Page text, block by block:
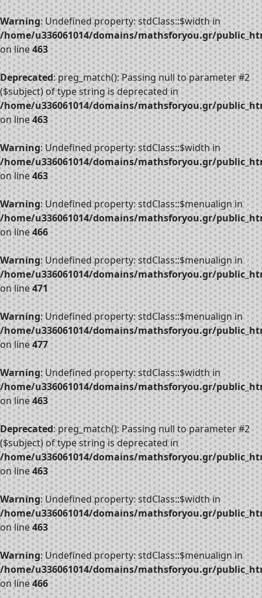
Warning: Undefined property: stdClass::$width in
/home/u336061014/domains/mathsforyou.gr/
on line463
Deprecated: preg_match(): Passing null to parameter #2
($subject) of type string is deprecated in
/home/u336061014/domains/mathsforyou.gr/
on line463
Warning: Undefined property: stdClass::$width in
/home/u336061014/domains/mathsforyou.gr/
on line463
Warning: Undefined property: stdClass::$menualign in
/home/u336061014/domains/mathsforyou.gr/
on line466
Warning: Undefined property: stdClass::$menualign in
/home/u336061014/domains/mathsforyou.gr/
on line471
Warning: Undefined property: stdClass::$menualign in
/home/u336061014/domains/mathsforyou.gr/
on line477
Warning: Undefined property: stdClass::$width in
/home/u336061014/domains/mathsforyou.gr/
on line463
Deprecated: preg_match(): Passing null to parameter #2
($subject) of type string is deprecated in
/home/u336061014/domains/mathsforyou.gr/
on line463
Warning: Undefined property: stdClass::$width in
/home/u336061014/domains/mathsforyou.gr/
on line463
Warning: Undefined property: stdClass::$menualign in
/home/u336061014/domains/mathsforyou.gr/
on line466